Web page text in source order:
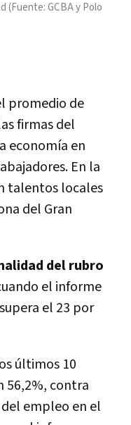
(Fuente: GCBA y Polo
promedio de
firmas del
economía en
En la
talentos locales
del Gran
del rubro
el informe
el 23 por
últimos 10
56,2%, contra
empleo en el